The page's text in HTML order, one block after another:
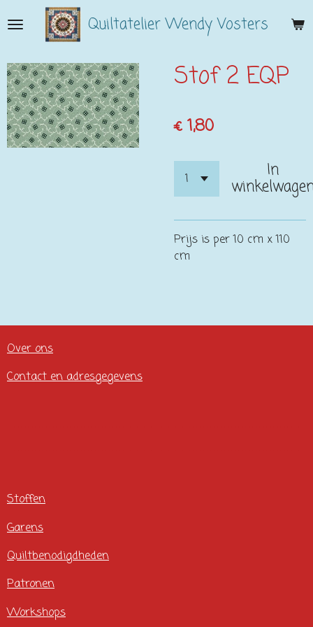
direct
de
hoofdinhoud
Quiltatelier Wendy Vosters
Stof 2 EQP
€ 1,80
In
Prijs is per 10 cm x 110
cm
Over ons
Contact en adresgegevens
Stoffen
Garens
Quiltbenodigdheden
Patronen
Workshops